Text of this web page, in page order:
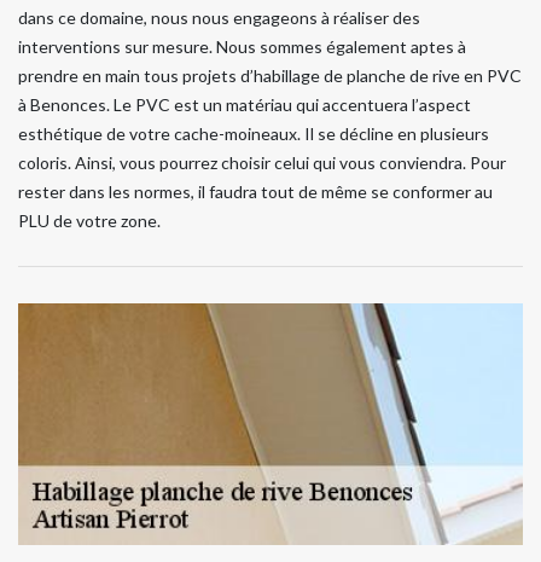
dans ce domaine, nous nous engageons à réaliser des
interventions sur mesure. Nous sommes également aptes à
prendre en main tous projets d’habillage de planche de rive en PVC
à Benonces. Le PVC est un matériau qui accentuera l’aspect
esthétique de votre cache-moineaux. Il se décline en plusieurs
coloris. Ainsi, vous pourrez choisir celui qui vous conviendra. Pour
rester dans les normes, il faudra tout de même se conformer au
PLU de votre zone.